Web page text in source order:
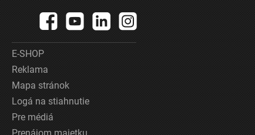
E-SHOP
Reklama
Mapa stránok
Logá na stiahnutie
Pre médiá